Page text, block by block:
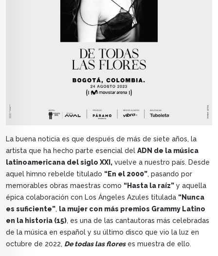
La buena noticia es que después de más de siete años, la
artista que ha hecho parte esencial del ADN de la música
latinoamericana del siglo XXI, vuelve a nuestro país. Desde
aquel himno rebelde titulado “En el 2000”, pasando por
memorables obras maestras como “Hasta la raíz” y aquella
épica colaboración con Los Ángeles Azules titulada “Nunca
es suficiente”, la mujer con más premios Grammy Latino
en la historia (15), es una de las cantautoras más celebradas
de la música en español y su último disco que vio la luz en
octubre de 2022, De todas las floreses muestra de ello.